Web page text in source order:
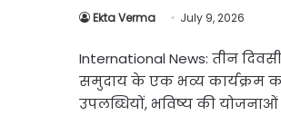
Ekta Verma July 9, 2026
International News: तीन
समुदाय के एक भव्य कार्यक्रम को
उपलब्धियों, भविष्य की